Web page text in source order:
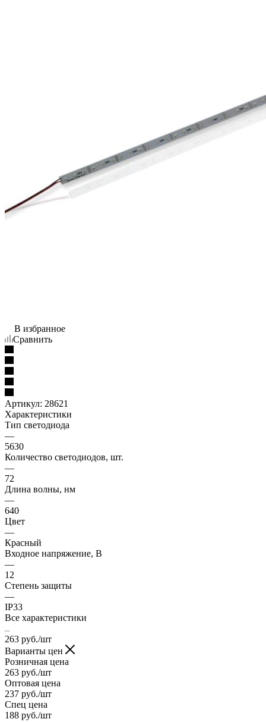
В избранное
Сравнить
Артикул: 28621
Характеристики
Тип светодиода
—
5630
Количество светодиодов, шт.
—
72
Длина волны, нм
—
640
Цвет
—
Красный
Входное напряжение, В
—
12
Степень защиты
—
IP33
Все характеристики
263 руб./шт
Варианты цен
Розничная цена
263 руб./шт
Оптовая цена
237 руб./шт
Спец цена
188 руб./шт